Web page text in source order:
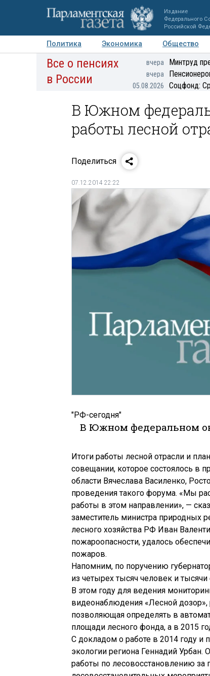
Издание
Федерального
Российской
Политика Экономика Общество
Авторы Персоны Мнения
Все о пенсиях
в России
вчера Минтруд
вчера
05.08.2026 Соцфонд:
В Южном
работы лесной
Поделиться
07.12.2014 22:22
"РФ-сегодня"
В Южном федеральном
Итоги работы лесной отрасли и
совещании, которое состоялось в
области Вячеслава Василенко,
проведения такого форума. «Мы
работы в этом направлении», —
заместитель министра природных
лесного хозяйства РФ Иван
пожароопасности, удалось
пожаров.
Напомним, по поручению
из четырех тысяч человек и
В этом году для ведения
видеонаблюдения «Лесной дозор»,
позволяющая определять в
площади лесного фонда, а в 2015
С докладом о работе в 2014 году и
экологии региона Геннадий
работы по лесовосстановлению